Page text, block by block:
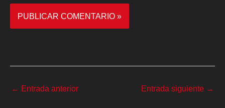
← Entrada anterior Entrada siguiente →